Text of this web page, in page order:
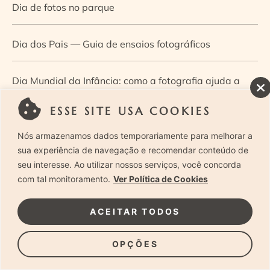
ESSE SITE USA COOKIES
Nós armazenamos dados temporariamente para melhorar a
sua experiência de navegação e recomendar conteúdo de
seu interesse. Ao utilizar nossos serviços, você concorda
com tal monitoramento. Ver Política de Cookies
OPÇÕES
ACEITAR TODOS
Dia de fotos no parque
Dia dos Pais — Guia de ensaios fotográficos
Dia Mundial da Infância: como a fotografia ajuda a
construir a memória e a identidade da criança
Diário de uma grávida e sua pequena
Dica de especialista: como otimizar o fluxo de trabalho
no ensaio newborn?
Dica de especialista: qual o melhor guia de poses para
fotografia newborn?